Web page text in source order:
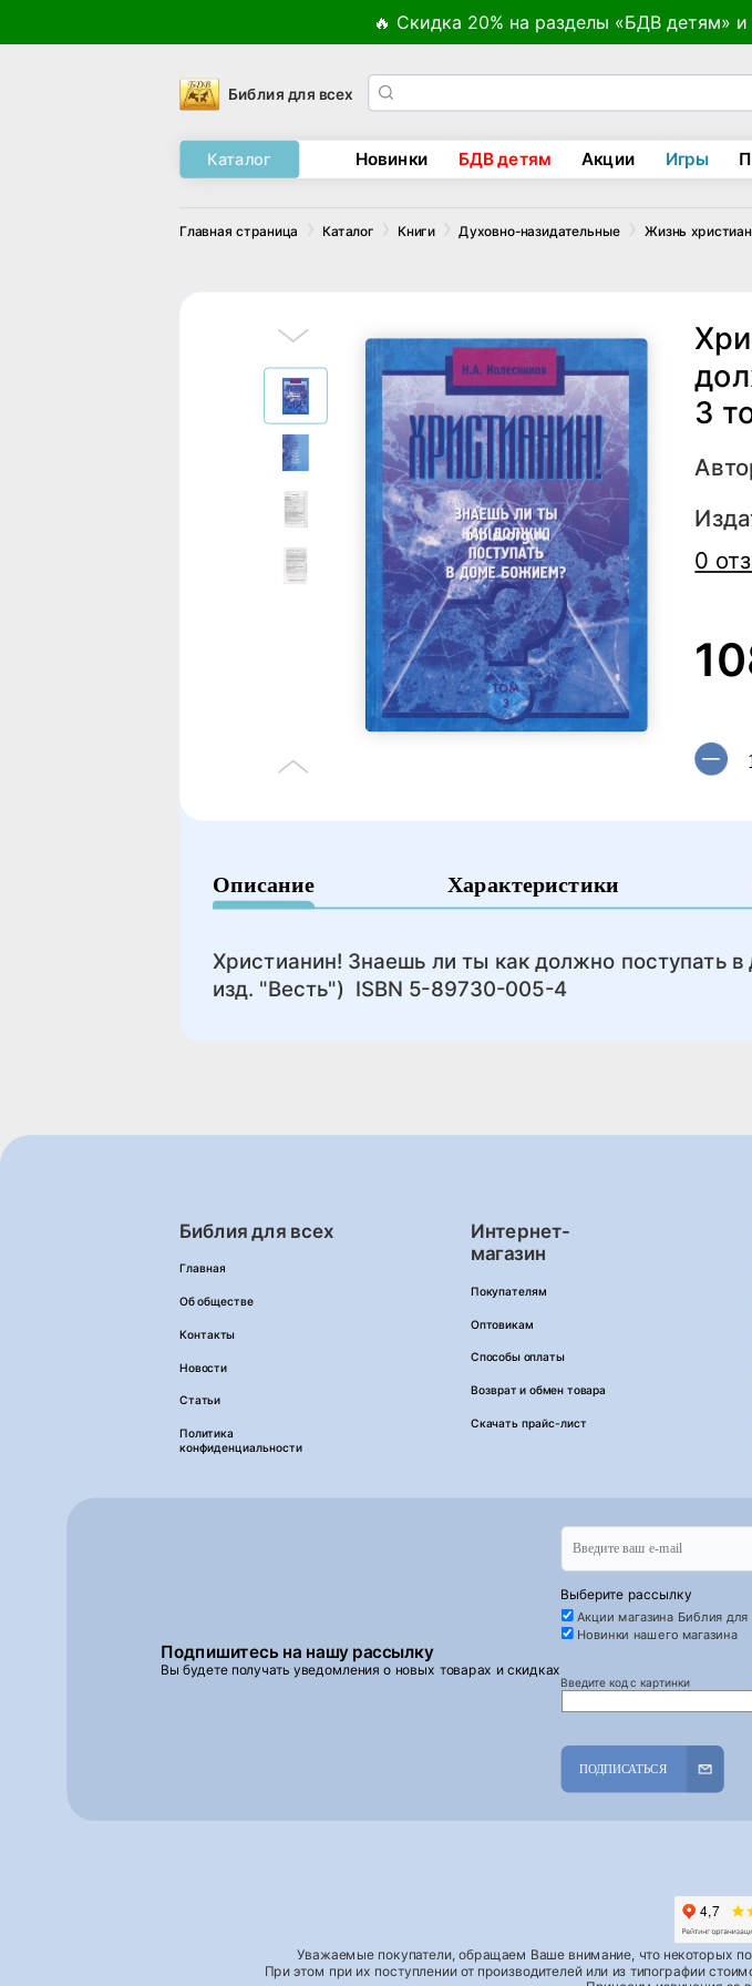
🔥 Скидка 20% на разделы «БДВ детям»
Библия для всех
Каталог Новинки БДВ детям Акции Игры
Главная страница Каталог Книги Духовно-назидательные Жизнь
3
0
Описание Характеристики
Христианин! Знаешь ли ты как должно поступать
изд. "Весть") ISBN 5-89730-005-4
Библия для всех
Главная
Об обществе
Контакты
Новости
Статьи
Политика
конфиденциальности
Интернет-
магазин
Покупателям
Оптовикам
Способы оплаты
Возврат и обмен товара
Скачать прайс-лист
Подпишитесь на нашу рассылку
Вы будете получать уведомления о новых товарах и скидках
Выберите рассылку
Акции магазина Библия для
Новинки нашего магазина
Введите код с картинки
ПОДПИСАТЬСЯ
Уважаемые покупатели, обращаем Ваше внимание, что некоторых
При этом при их поступлении от производителей или из типографии